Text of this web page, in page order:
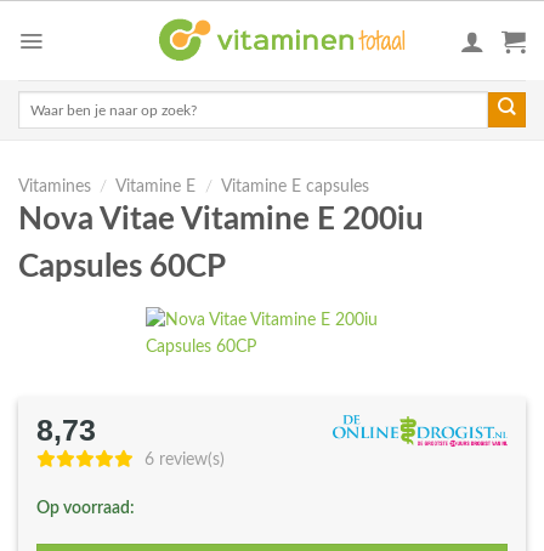
Vitamines / Vitamine E / Vitamine E capsules
Nova Vitae Vitamine E 200iu
Capsules 60CP
8,73
6 review(s)
Op voorraad: